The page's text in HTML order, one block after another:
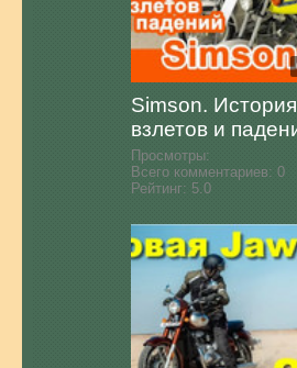
Simson. История
взлетов и
Просмотры:
Всего комментариев: 0
Рейтинг: 5.0